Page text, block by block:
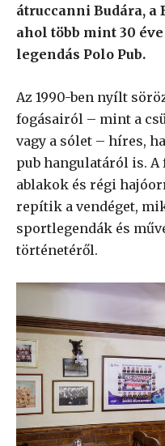
átruccanni Budára, a
ahol több mint 30
legendás Polo Pub.
Az 1990-ben nyílt
fogásairól – mint a
vagy a sólet – híres,
pub hangulatáról is.
ablakok és régi
repítik a vendéget,
sportlegendák és
történetéről.